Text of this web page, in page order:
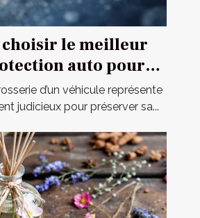
choisir le meilleur
auto pour
?
d’un véhicule représente
judicieux pour préserver sa...